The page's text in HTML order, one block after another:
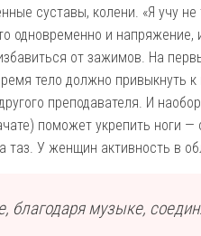
суставы, колени. «Я учу
одновременно и напряжение,
от зажимов. На
тело должно привыкнуть
преподавателя. И
поможет укрепить ноги —
таз. У женщин активность в
благодаря музыке,